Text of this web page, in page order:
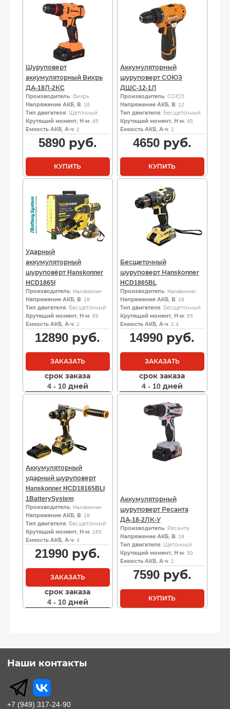
Шуруповерт
аккумуляторный Вихрь
ДА-18Л-2КC
Производитель: Вихрь
Напряжение АКБ, В: 18
Тип двигателя: Щеточный
Крутящий момент, Н·м: 45
Емкость АКБ, А·ч: 2
5890руб.
КУПИТЬ
Аккумуляторный
шуруповерт СОЮЗ
ДШС-12-1Л
Производитель: СОЮЗ
Напряжение АКБ, В: 12
Тип двигателя: Бесщеточный
Крутящий момент, Н·м: 45
Емкость АКБ, А·ч: 2
4650руб.
КУПИТЬ
Ударный
аккумуляторный
шуруповёрт Hanskonner
HCD1865I
Производитель: Hanskonner
Напряжение АКБ, В: 18
Тип двигателя: Бесщеточный
Крутящий момент, Н·м: 65
Емкость АКБ, А·ч: 2
12890 руб.
ЗАКАЗАТЬ
срок заказа
4 - 10 дней
Бесщеточный
шуруповерт Наnskоnnеr
HCD1865BL
Производитель: Hanskonner
Напряжение АКБ, В: 18
Тип двигателя: Бесщеточный
Крутящий момент, Н·м: 65
Емкость АКБ, А·ч: 2.4
14990 руб.
ЗАКАЗАТЬ
срок заказа
4 - 10 дней
Аккумуляторный
ударный шуруповерт
Hanskonner HCD18165BLI
1BatterySystem
Производитель: Hanskonner
Напряжение АКБ, В: 18
Тип двигателя: Бесщеточный
Крутящий момент, Н·м: 165
Емкость АКБ, А·ч: 4
21990 руб.
ЗАКАЗАТЬ
срок заказа
4 - 10 дней
Аккумуляторный
шуруповерт Ресанта
ДА-18-2ЛК-У
Производитель: Ресанта
Напряжение АКБ, В: 18
Тип двигателя: Щеточный
Крутящий момент, Н·м: 50
Емкость АКБ, А·ч: 2
7590руб.
КУПИТЬ
Наши контакты
+7 (949) 317-24-90